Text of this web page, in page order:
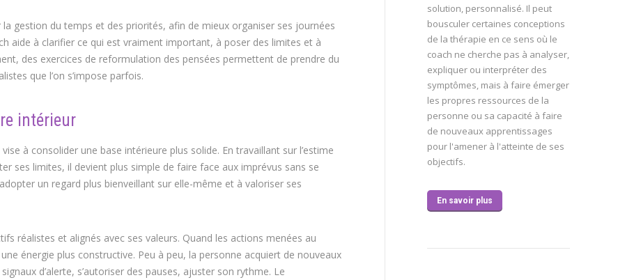
gestion du temps et des priorités, afin de mieux organiser ses journées
aide à clarifier ce qui est vraiment important, à poser des limites et à
des exercices de reformulation des pensées permettent de prendre du
que l’on s’impose parfois.
intérieur
à consolider une base intérieure plus solide. En travaillant sur l’estime
ses limites, il devient plus simple de faire face aux imprévus sans se
un regard plus bienveillant sur elle-même et à valoriser ses
réalistes et alignés avec ses valeurs. Quand les actions menées au
énergie plus constructive. Peu à peu, la personne acquiert de nouveaux
d’alerte, s’autoriser des pauses, ajuster son rythme. Le
solution, personnalisé. Il peut
bousculer certaines conceptions
de la thérapie en ce sens où le
coach ne cherche pas à analyser,
expliquer ou interpréter des
symptômes, mais à faire émerger
les propres ressources de la
personne ou sa capacité à faire
de nouveaux apprentissages
pour l'amener à l'atteinte de ses
objectifs.
En savoir plus